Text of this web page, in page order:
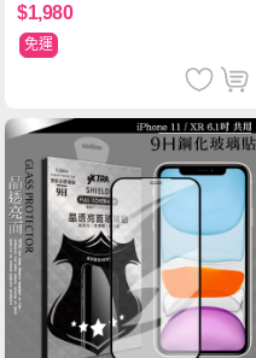
$1,980
免運